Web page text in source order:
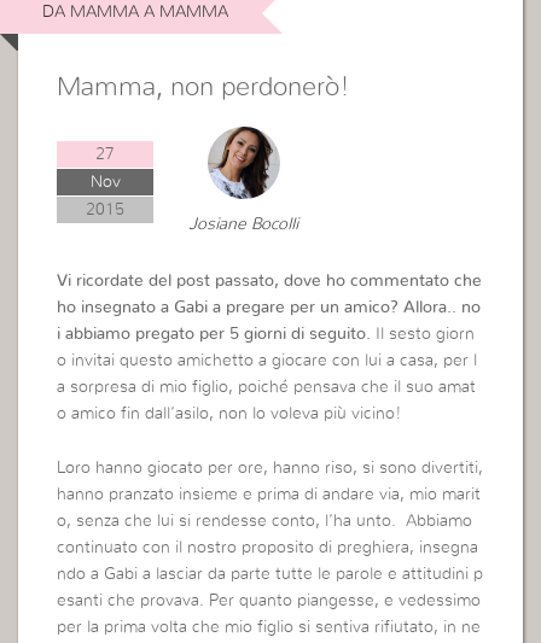
DA MAMMA A MAMMA
Mamma, non perdonerò!
27
Nov
2015
Josiane Bocolli
Vi ricordate del post passato, dove ho commentato che
ho insegnato a Gabi a pregare per un amico? Allora.. no
i abbiamo pregato per 5 giorni di seguito. Il sesto giorn
o invitai questo amichetto a giocare con lui a casa, per l
a sorpresa di mio figlio, poiché pensava che il suo amat
o amico fin dall’asilo, non lo voleva più vicino!
Loro hanno giocato per ore, hanno riso, si sono divertiti,
hanno pranzato insieme e prima di andare via, mio marit
o, senza che lui si rendesse conto, l’ha unto. Abbiamo
continuato con il nostro proposito di preghiera, insegna
ndo a Gabi a lasciar da parte tutte le parole e attitudini p
esanti che provava. Per quanto piangesse, e vedessimo
per la prima volta che mio figlio si sentiva rifiutato, in ne